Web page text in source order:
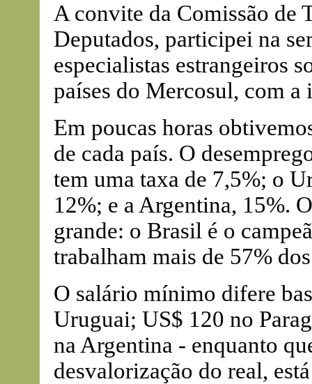
A convite da Comissão de
Deputados, participei na
especialistas estrangeiros
países do Mercosul, com a
Em poucas horas
de cada país. O
tem uma taxa de 7,5%; o
12%; e a Argentina, 15%.
grande: o Brasil é o
trabalham mais de 57%
O salário mínimo difere
Uruguai; US$ 120 no
na Argentina - enquanto
desvalorização do real,